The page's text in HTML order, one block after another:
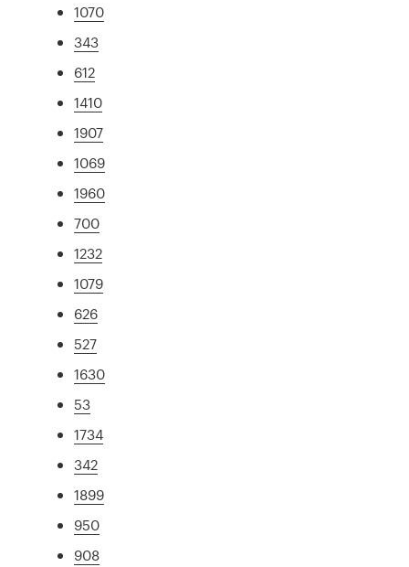
1070
343
612
1410
1907
1069
1960
700
1232
1079
626
527
1630
53
1734
342
1899
950
908